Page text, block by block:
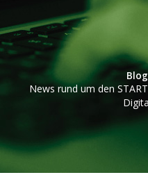
News rund um den